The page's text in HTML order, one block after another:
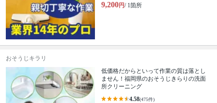
9,200円/ 1箇所
おそうじキラリ
低価格だからといって作業の質は落とし
ません！福岡県のおそうじきらりの洗面
所クリーニング
4.58(475件)